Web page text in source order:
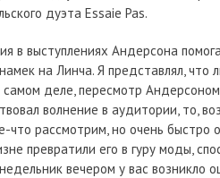
дуэта Essaie Pas.
в выступлениях Андерсона
на Линча. Я представлял, что
деле, пересмотр
волнение в аудитории, то,
рассмотрим, но очень быстро
превратили его в гуру моды,
вечером у вас возникло